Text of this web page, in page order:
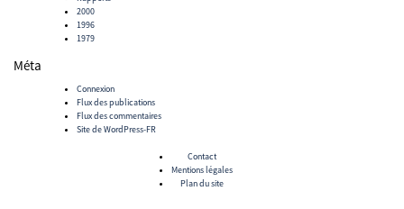
2000
1996
1979
Méta
Connexion
Flux des publications
Flux des commentaires
Site de WordPress-FR
Contact
Mentions légales
Plan du site